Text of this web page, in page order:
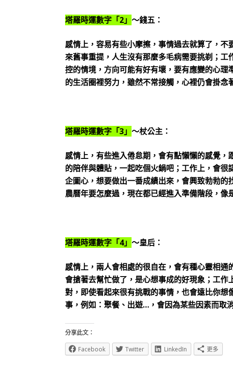
塔羅時運數字「2」～錢五：
感情上，容易有些小摩擦，事情過去就算了，
來舊事重提，人生沒有那麼多毛病需要挑剃；
控的情境，方向可能有好有壞，要有應變的心
的生活圈裡努力，雖然不常接觸，心裡仍會掛念
塔羅時運數字「3」～杖公主：
感情上，有些進入倦怠期，會有點懶懶的感覺
的陪伴與體貼，一起吃個火鍋吧；工作上，會
企圖心，想要做出一番成績出來，會興致勃勃
農曆年要怎麼過，現在都已經進入準備階段，像
塔羅時運數字「4」～皇后：
感情上，兩人會相處的很自在，會有種心靈相
會搶著去幫忙做了，是心想事成的好現象；工
對，即使看起來很有挑戰的事情，也會遠比你
事，例如：聚餐、出遊…，會因為某些因素而取
分享此文：
Facebook
Twitter LinkedIn 更多